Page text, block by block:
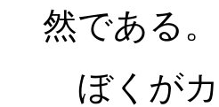
然である。
ぼくがカ